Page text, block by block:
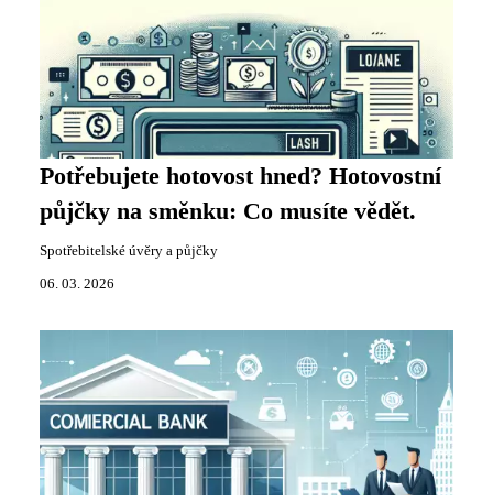
Potřebujete hotovost hned? Hotovostní
půjčky na směnku: Co musíte vědět.
Spotřebitelské úvěry a půjčky
06. 03. 2026